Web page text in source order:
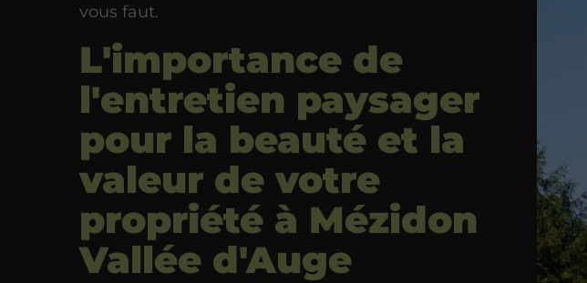
vous faut.
L'importance de
l'entretien paysager
pour la beauté et la
valeur de votre
propriété à Mézidon
Vallée d'Auge